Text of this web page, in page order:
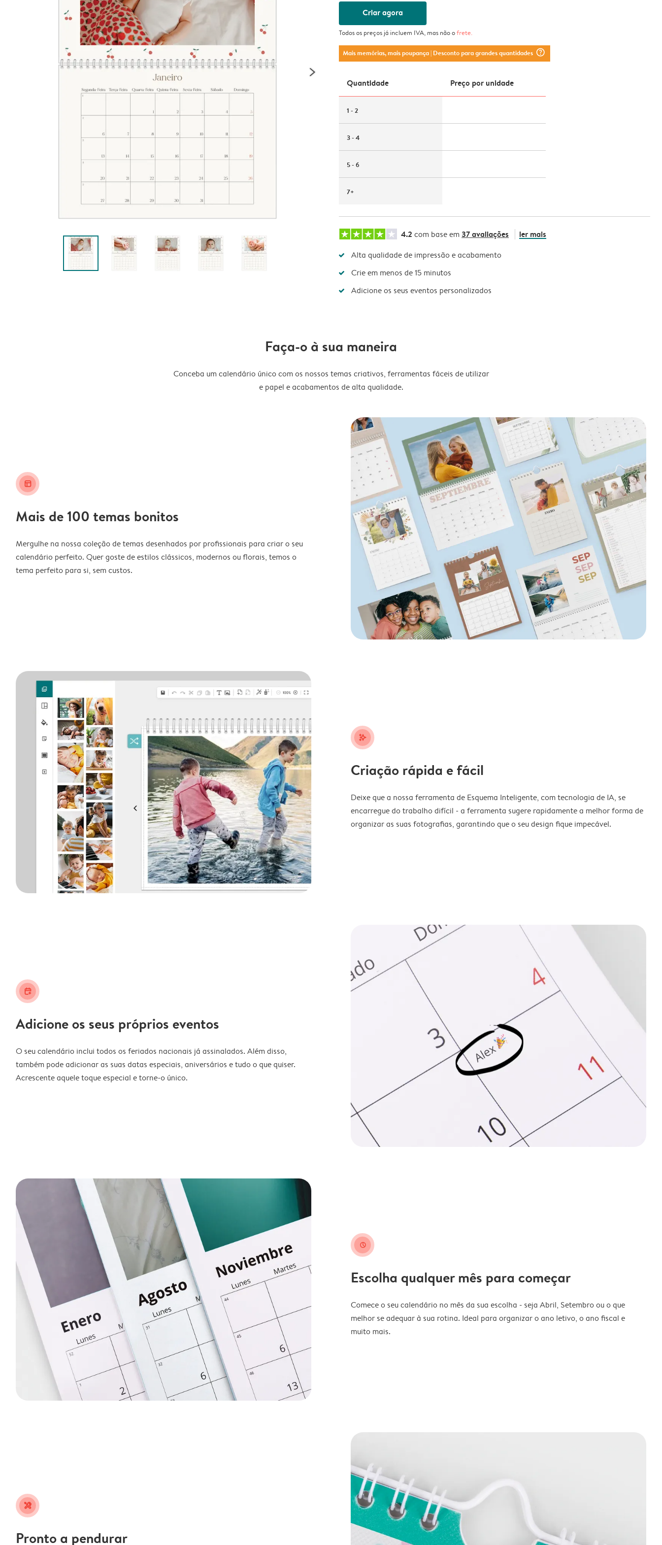
Criar agora
Todos os preços já incluem IVA, mas não ofrete.
Mais memórias, mais poupança| Desconto para grandes quantidades question_mark_circle
Quantidade Preço por unidade
1 - 2
3 - 4
5 - 6
7+
4.2 com base em 37 avaliações ler mais
Alta qualidade de impressão e acabamento
Crie em menos de 15 minutos
Adicione os seus eventos personalizados
Faça-o à sua maneira
Conceba um calendário único com os nossos temas criativos, ferramentas fáceis de utilizar
e papel e acabamentos de alta qualidade.
layout_alt
Mais de 100 temas bonitos
Mergulhe na nossa coleção de temas desenhados por profissionais para criar o seu
calendário perfeito. Quer goste de estilos clássicos, modernos ou florais, temos o
tema perfeito para si, sem custos.
stars_plus
Criação rápida e fácil
Deixe que a nossa ferramenta de Esquema Inteligente, com tecnologia de IA, se
encarregue do trabalho difícil - a ferramenta sugere rapidamente a melhor forma de
organizar as suas fotografias, garantindo que o seu design fique impecável.
calendar_plus
Adicione os seus próprios eventos
O seu calendário inclui todos os feriados nacionais já assinalados. Além disso,
também pode adicionar as suas datas especiais, aniversários e tudo o que quiser.
Acrescente aquele toque especial e torne-o único.
clock
Escolha qualquer mês para começar
Comece o seu calendário no mês da sua escolha - seja Abril, Setembro ou o que
melhor se adequar à sua rotina. Ideal para organizar o ano letivo, o ano fiscal e
muito mais.
tools
Pronto a pendurar